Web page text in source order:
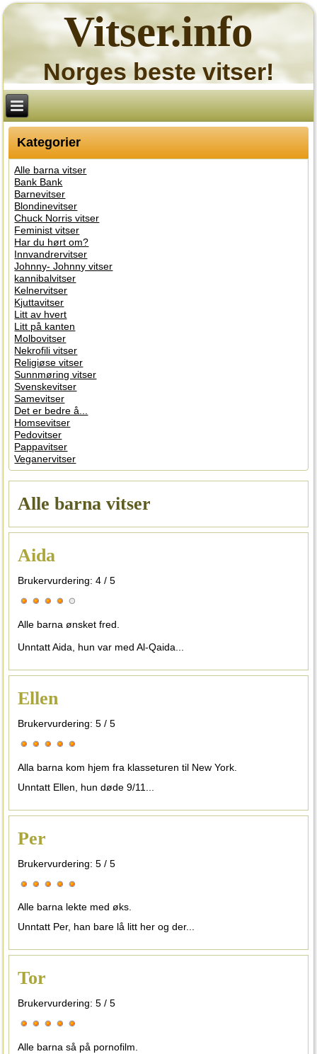
Vitser.info
Norges beste vitser!
Kategorier
Alle barna vitser
Bank Bank
Barnevitser
Blondinevitser
Chuck Norris vitser
Feminist vitser
Har du hørt om?
Innvandrervitser
Johnny- Johnny vitser
kannibalvitser
Kelnervitser
Kjuttavitser
Litt av hvert
Litt på kanten
Molbovitser
Nekrofili vitser
Religiøse vitser
Sunnmøring vitser
Svenskevitser
Samevitser
Det er bedre å...
Homsevitser
Pedovitser
Pappavitser
Veganervitser
Alle barna vitser
Aida
Brukervurdering:4 /5
Alle barna ønsket fred.
Unntatt Aida, hun var med Al-Qaida...
Ellen
Brukervurdering:5 /5
Alla barna kom hjem fra klasseturen til New York.
Unntatt Ellen, hun døde 9/11...
Per
Brukervurdering:5 /5
Alle barna lekte med øks.
Unntatt Per, han bare lå litt her og der...
Tor
Brukervurdering:5 /5
Alle barna så på pornofilm.